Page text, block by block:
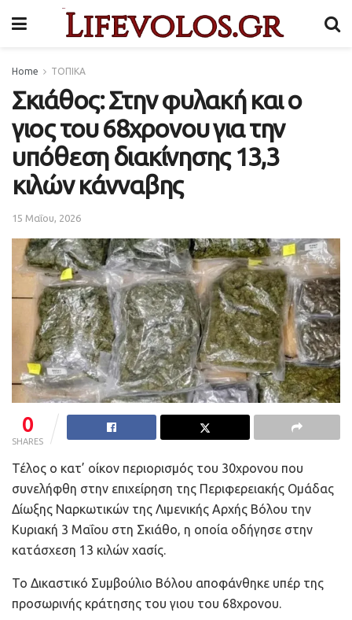
Home ΤΟΠΙΚΑ
Σκιάθος: Στην φυλακή και ο
γιος του 68χρονου για την
υπόθεση διακίνησης 13,3
κιλών κάνναβης
15 Μαΐου, 2026
0
SHARES
Τέλος ο κατ’ οίκον περιορισμός του 30χρονου που
συνελήφθη στην επιχείρηση της Περιφερειακής Ομάδας
Δίωξης Ναρκωτικών της Λιμενικής Αρχής Βόλου την
Κυριακή 3 Μαΐου στη Σκιάθο, η οποία οδήγησε στην
κατάσχεση 13 κιλών χασίς.
Το Δικαστικό Συμβούλιο Βόλου αποφάνθηκε υπέρ της
προσωρινής κράτησης του γιου του 68χρονου.